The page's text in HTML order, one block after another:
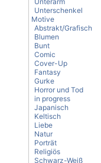
Unterschenkel
Motive
Abstrakt/Grafisch
Blumen
Bunt
Comic
Cover-Up
Fantasy
Gurke
Horror und Tod
in progress
Japanisch
Keltisch
Liebe
Natur
Porträt
Religiös
Schwarz-Weiß